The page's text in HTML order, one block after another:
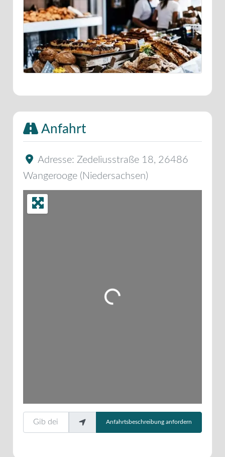
Anfahrt
Adresse: Zedeliusstraße 18, 26486
Wangerooge ( Niedersachsen)
Wird geladen …
Gib deinen Standort ein.
Anfahrtsbeschreibung anfordern